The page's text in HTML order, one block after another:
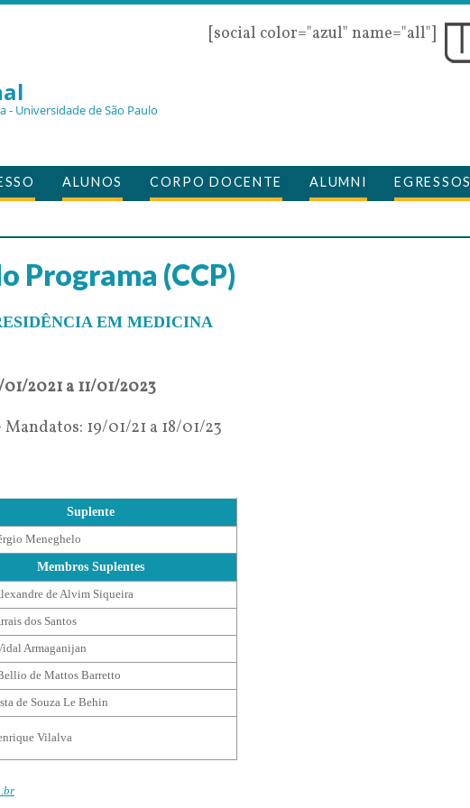
[social color="azul" name="all"]
- Universidade de São Paulo
ALUNOS CORPO DOCENTE ALUMNI EGRESSOS
Programa (CCP)
EM MEDICINA
01/2021 a 11/01/2023
19/01/21 a 18/01/23
Suplente
Meneghelo
Membros Suplentes
de Alvim Siqueira
dos Santos
Armaganijan
de Mattos Barretto
de Souza Le Behin
Vilalva